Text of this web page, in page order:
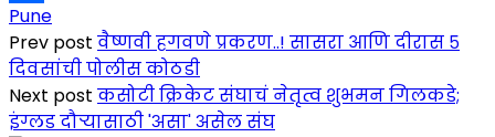
Share
Pune
Prev post वैष्णवी हगवणे प्रकरण..! सासरा आणि दीरास ५
दिवसांची पोलीस कोठडी
Next post कसोटी क्रिकेट संघाचं नेतृत्व शुभमन गिलकडे;
इंग्लड दौऱ्यासाठी 'असा' असेल संघ